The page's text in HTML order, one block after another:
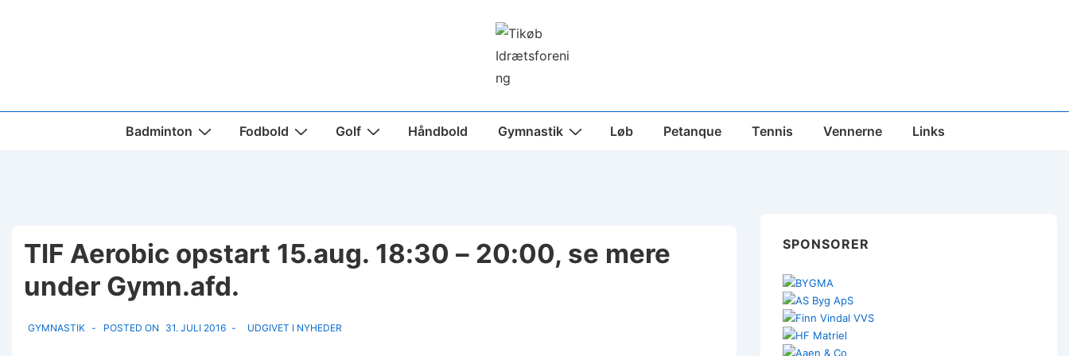
MainBadminton Fodbold Golf Håndbold Gymnastik Løb Petanque Tennis Vennerne Links
TIF Aerobic opstart 15.aug. 18:30 – 20:00, se mere
under Gymn.afd.
GYMNASTIK POSTED ON 31. JULI 2016 UDGIVET I NYHEDER
SPONSORER